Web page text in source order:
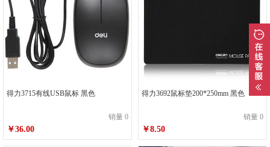
得力3715有线USB鼠标 黑色
销量 0
￥36.00
得力3692鼠标垫200*250mm 黑色
销量 0
￥8.50